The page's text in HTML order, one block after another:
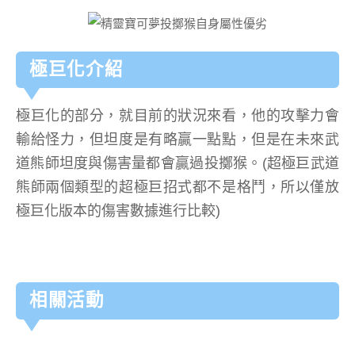
極巨化介紹
極巨化的部分，就目前的狀況來看，他的攻擊力會
輸給怪力，但坦度是有略贏一點點，但是在未來武
道熊師坦度與傷害量都會贏過投擲猴。(超極巨武道
熊師兩個類型的超極巨招式都不是格鬥，所以僅放
極巨化版本的傷害數據進行比較)
相關活動